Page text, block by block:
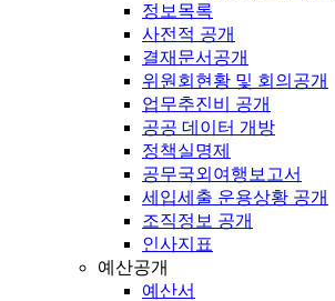
정보목록
사전적 공개
결재문서공개
위원회현황 및 회의공개
업무추진비 공개
공공 데이터 개방
정책실명제
공무국외여행보고서
세입세출 운용상황 공개
조직정보 공개
인사지표
예산공개
예산서